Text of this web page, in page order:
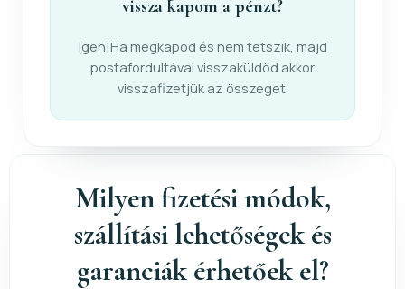
vissza kapom a pénzt?
Igen!Ha megkapod és nem tetszik, majd
postafordultával visszaküldöd akkor
visszafizetjük az összeget.
Milyen fizetési módok,
szállítási lehetőségek és
garanciák érhetőek el?